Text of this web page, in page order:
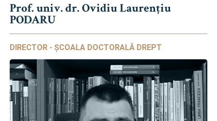
Prof. univ. dr. Ovidiu Laurențiu
PODARU
DIRECTOR - ȘCOALA DOCTORALĂ DREPT